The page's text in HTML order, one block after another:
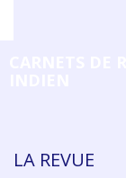
LA REVUE